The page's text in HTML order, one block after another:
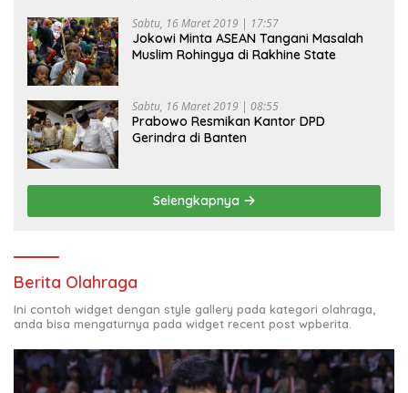
Sabtu, 16 Maret 2019 | 17:57
Jokowi Minta ASEAN Tangani Masalah
Muslim Rohingya di Rakhine State
Sabtu, 16 Maret 2019 | 08:55
Prabowo Resmikan Kantor DPD
Gerindra di Banten
Selengkapnya
Berita Olahraga
Ini contoh widget dengan style gallery pada kategori olahraga,
anda bisa mengaturnya pada widget recent post wpberita.